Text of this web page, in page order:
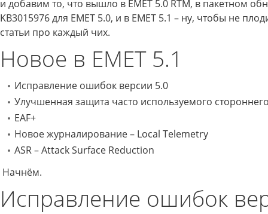
и добавим то, что вышло в EMET 5.0 RTM, в пакетном
KB3015976 для EMET 5.0, и в EMET 5.1 – ну, чтобы не
статьи про каждый чих.
Новое в EMET 5.1
Исправление ошибок версии 5.0
Улучшенная защита часто используемого
EAF+
Новое журналирование – Local Telemetry
ASR – Attack Surface Reduction
Начнём.
Исправление ошибок